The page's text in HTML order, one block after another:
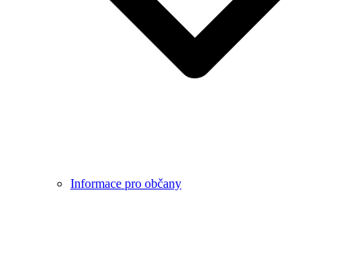
Informace pro občany